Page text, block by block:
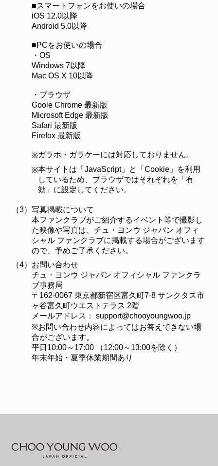
■スマートフォンをお使いの場合
iOS 12.0以降
Android 5.0以降
■PCをお使いの場合
・OS
Windows 7以降
Mac OS X 10以降
・ブラウザ
Goole Chrome 最新版
Microsoft Edge 最新版
Safari 最新版
Firefox 最新版
※ガラホ・ガラケーには対応しておりません。
※本サイトは「JavaScript」と「Cookie」を利用
しているため、ブラウザではそれぞれを「有
効」に設定してください。
（3） 写真掲載について
本ファンクラブがご紹介するイベント等で撮影し
た映像や写真は、チュ・ヨンウ ジャパン オフィ
シャル ファンクラブに掲載する場合がございます
ので、予めご了承ください。
（4） お問い合わせ
チュ・ヨンウ ジャパン オフィシャル ファンクラ
ブ事務局
〒162-0067 東京都新宿区富久町7-8 サンクタス市
ヶ谷富久町ウエストテラス 2階
メールアドレス： support@chooyoungwoo.jp
※お問い合わせ内容によってはお答えできない場
合がございます。
平日10:00～17:00 （12:00～13:00を除く）
年末年始・夏季休業期間あり